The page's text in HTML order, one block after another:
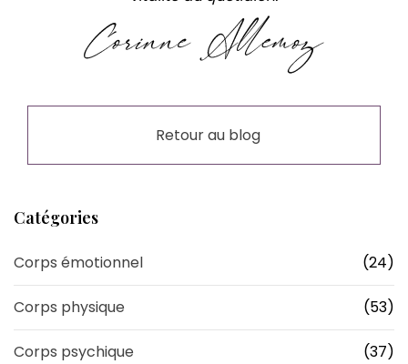
Retour au blog
Catégories
Corps émotionnel (24)
Corps physique (53)
Corps psychique (37)